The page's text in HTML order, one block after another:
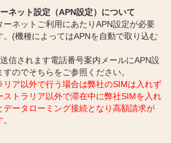
ネット設定（APN設定）について
ーネットご利用にあたりAPN設定が必要
。(機種によってはAPNを自動で取り込む
信されます電話番号案内メールにAPN設
のでそちらをご参照ください。
ア以外で行う場合は弊社のSIMは入れず
ストラリア以外で滞在中に弊社SIMを入れ
データローミング接続となり高額請求が